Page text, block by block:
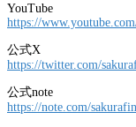
YouTube
https://
公式X
https://twitter.com/
公式note
https://note.com/